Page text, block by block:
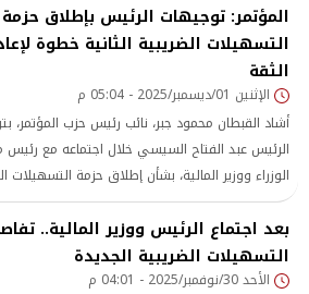
المؤتمر: توجيهات الرئيس بإطلاق حزمة
التسهيلات الضريبية الثانية خطوة
الثقة
الإثنين 01/ديسمبر/2025 - 05:04 م
أشاد القبطان محمود جبر، نائب رئيس حزب المؤتمر،
الرئيس عبد الفتاح السيسي خلال اجتماعه مع
الوزراء ووزير المالية، بشأن إطلاق حزمة التسهيلات
الثانية تحت عنوان «مساندة وتحفيز الالتزام
هذه التوجيهات تعكس رؤية واضحة لبناء علاقة
أطراف المنظومة الضريبية قائمة على الثقة
واليقين.
بعد اجتماع الرئيس ووزير المالية..
التسهيلات الضريبية الجديدة
الأحد 30/نوفمبر/2025 - 04:01 م